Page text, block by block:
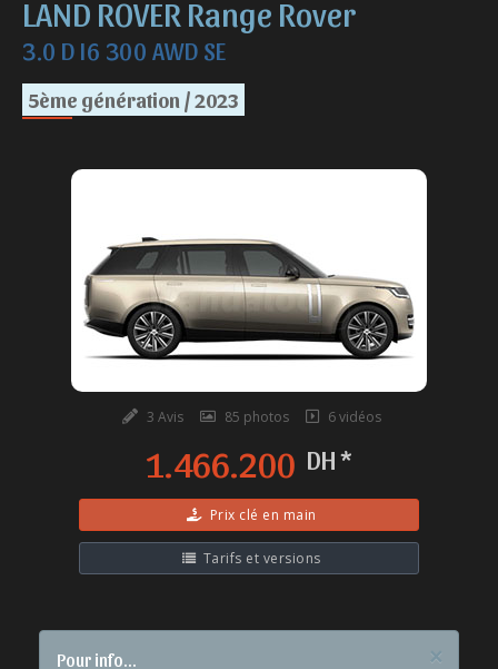
LAND ROVER Range Rover
3.0 D I6 300 AWD SE
5ème génération / 2023
3 Avis 85 photos 6 vidéos
1.466.200 DH *
Prix clé en main
Tarifs et versions
×
Pour info...